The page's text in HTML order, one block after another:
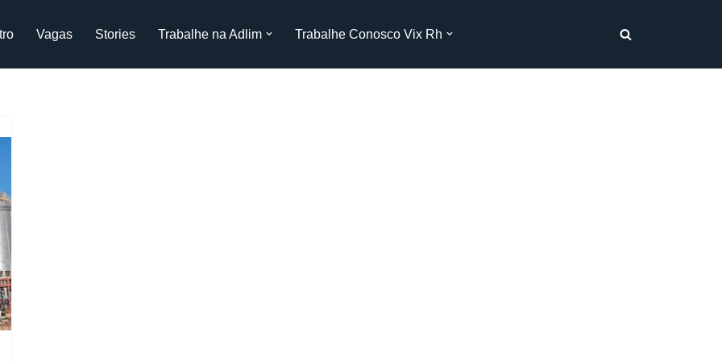
Vagas Stories Trabalhe na Adlim Trabalhe Conosco Vix Rh